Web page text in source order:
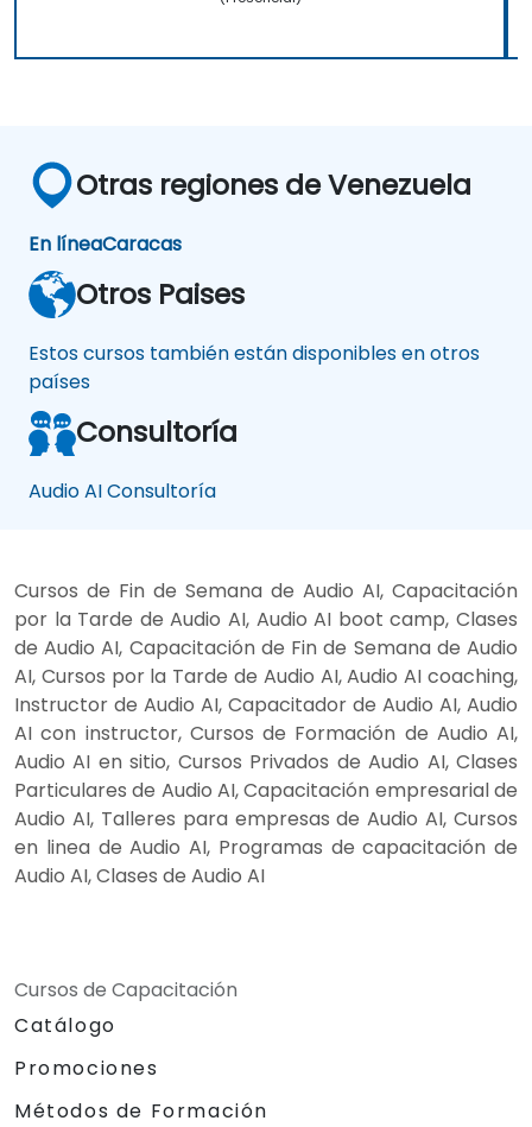
Otras regiones de Venezuela
En líneaCaracas
Otros Paises
Estos cursos también están disponibles en otros
países
Consultoría
Audio AI Consultoría
Cursos de Fin de Semana de Audio AI, Capacitación
por la Tarde de Audio AI, Audio AI boot camp, Clases
de Audio AI, Capacitación de Fin de Semana de Audio
AI, Cursos por la Tarde de Audio AI, Audio AI coaching,
Instructor de Audio AI, Capacitador de Audio AI, Audio
AI con instructor, Cursos de Formación de Audio AI,
Audio AI en sitio, Cursos Privados de Audio AI, Clases
Particulares de Audio AI, Capacitación empresarial de
Audio AI, Talleres para empresas de Audio AI, Cursos
en linea de Audio AI, Programas de capacitación de
Audio AI, Clases de Audio AI
Cursos de Capacitación
Catálogo
Promociones
Métodos de Formación